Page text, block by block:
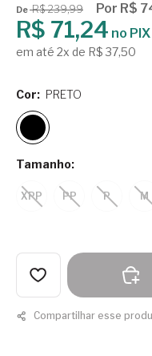
DeR$ 239,99 Por R$
R$ 71,24 no PIX
em até 2x de R$ 37,50
Tamanho:
XPP PP P M
Cor: PRETO
Compartilhar esse